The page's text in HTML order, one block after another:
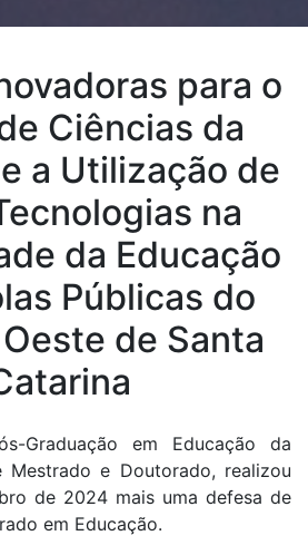
para o
Ciências da
a Utilização de
na
da Educação
Públicas do
de Santa
Graduação em Educação da
Mestrado e Doutorado, realizou
de 2024 mais uma defesa de
em Educação.